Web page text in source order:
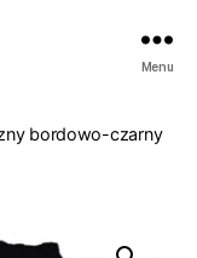
Menu
bordowo-czarny